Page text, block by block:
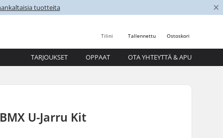
tuotteita ×
Ostoskori
Tallennettu
Tilini
TARJOUKSET OPPAAT OTA YHTEYTTÄ & APU
U-Jarru Kit